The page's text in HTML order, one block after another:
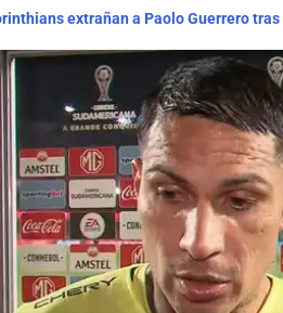
extrañan a Paolo Guerrero tras